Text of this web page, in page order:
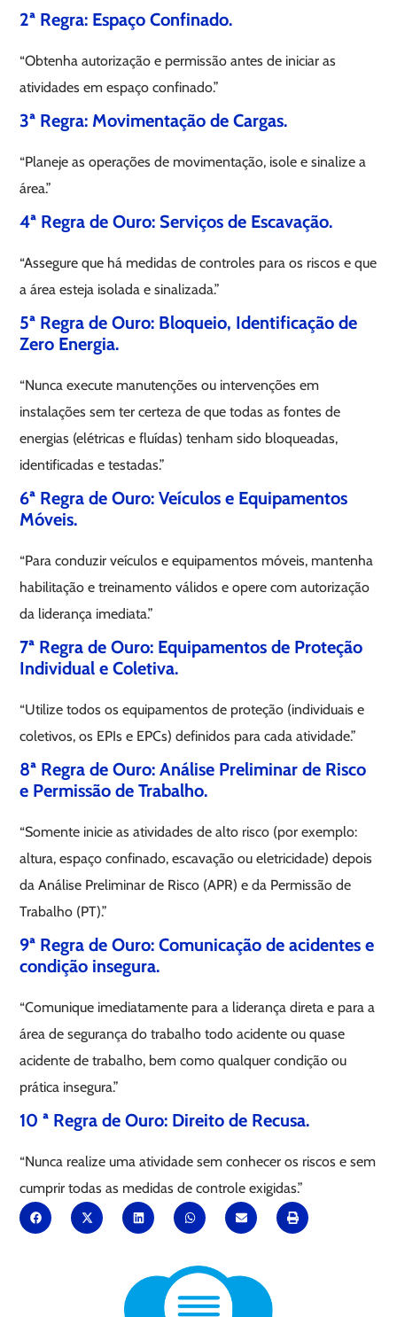
2ª Regra: Espaço Confinado.
“Obtenha autorização e permissão antes de iniciar as
atividades em espaço confinado.”
3ª Regra: Movimentação de Cargas.
“Planeje as operações de movimentação, isole e sinalize a
área.”
4ª Regra de Ouro: Serviços de Escavação.
“Assegure que há medidas de controles para os riscos e que
a área esteja isolada e sinalizada.”
5ª Regra de Ouro: Bloqueio, Identificação de
Zero Energia.
“Nunca execute manutenções ou intervenções em
instalações sem ter certeza de que todas as fontes de
energias (elétricas e fluídas) tenham sido bloqueadas,
identificadas e testadas.”
6ª Regra de Ouro: Veículos e Equipamentos
Móveis.
“Para conduzir veículos e equipamentos móveis, mantenha
habilitação e treinamento válidos e opere com autorização
da liderança imediata.”
7ª Regra de Ouro: Equipamentos de Proteção
Individual e Coletiva.
“Utilize todos os equipamentos de proteção (individuais e
coletivos, os EPIs e EPCs) definidos para cada atividade.”
8ª Regra de Ouro: Análise Preliminar de Risco
e Permissão de Trabalho.
“Somente inicie as atividades de alto risco (por exemplo:
altura, espaço confinado, escavação ou eletricidade) depois
da Análise Preliminar de Risco (APR) e da Permissão de
Trabalho (PT).”
9ª Regra de Ouro: Comunicação de acidentes e
condição insegura.
“Comunique imediatamente para a liderança direta e para a
área de segurança do trabalho todo acidente ou quase
acidente de trabalho, bem como qualquer condição ou
prática insegura.”
10 ª Regra de Ouro: Direito de Recusa.
“Nunca realize uma atividade sem conhecer os riscos e sem
cumprir todas as medidas de controle exigidas.”